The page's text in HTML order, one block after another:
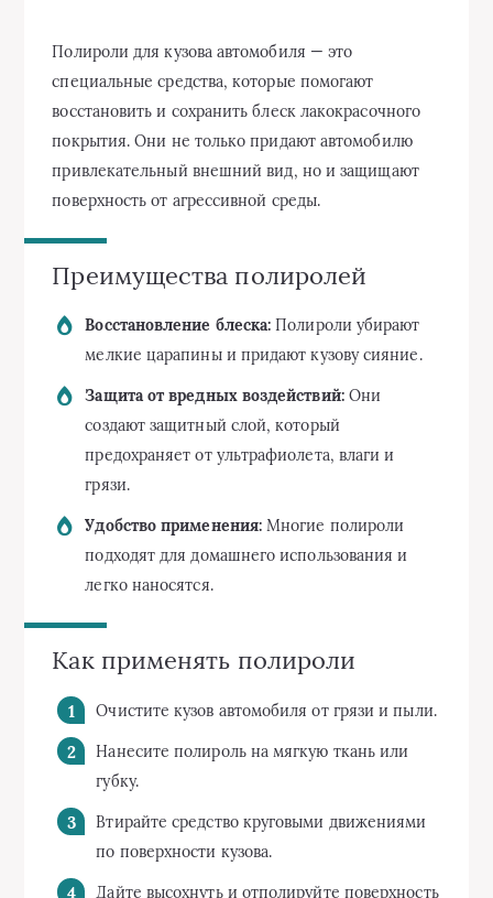
Полироли для кузова автомобиля — это
специальные средства, которые помогают
восстановить и сохранить блеск лакокрасочного
покрытия. Они не только придают автомобилю
привлекательный внешний вид, но и защищают
поверхность от агрессивной среды.
Преимущества полиролей
Восстановление блеска: Полироли убирают
мелкие царапины и придают кузову сияние.
Защита от вредных воздействий:Они
создают защитный слой, который
предохраняет от ультрафиолета, влаги и
грязи.
Удобство применения: Многие полироли
подходят для домашнего использования и
легко наносятся.
Как применять полироли
Очистите кузов автомобиля от грязи и пыли.
Нанесите полироль на мягкую ткань или
губку.
Втирайте средство круговыми движениями
по поверхности кузова.
Дайте высохнуть и отполируйте поверхность